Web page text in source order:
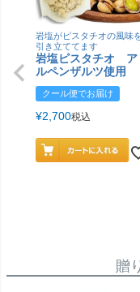
岩塩がピスタチオの風味
引き立ててます
岩塩ピスタチオ ア
ルペンザルツ使用
クール便でお届け
¥2,700税込
贈